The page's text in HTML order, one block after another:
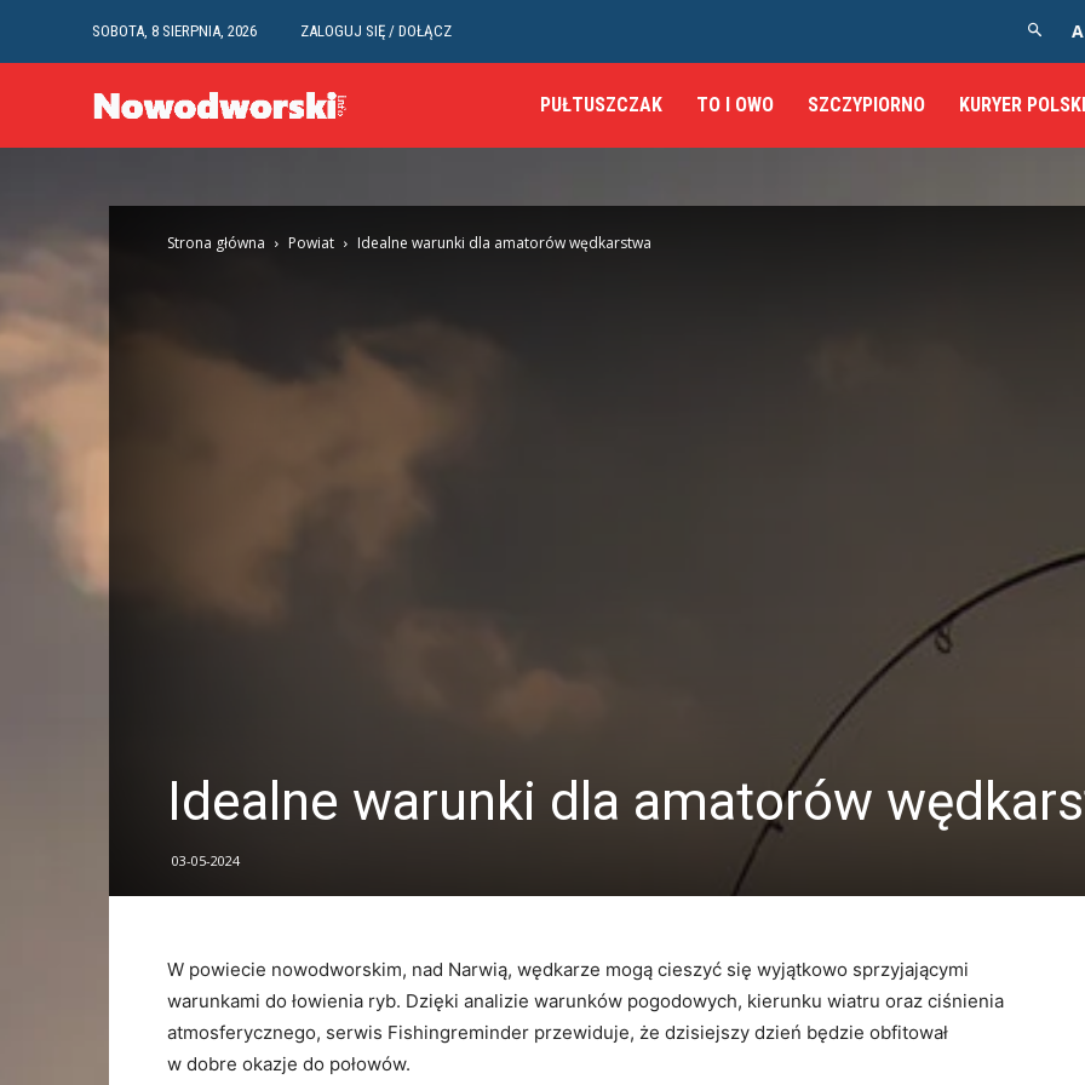
SOBOTA, 8 SIERPNIA, 2026 ZALOGUJ SIĘ / DOŁĄCZ
PUŁTUSZCZAK TO I OWO SZCZYPIORNO KURYER
Strona główna Powiat Idealne warunki dla amatorów wędkarstwa
Idealne warunki dla amatorów
03-05-2024
W powiecie nowodworskim, nad Narwią, wędkarze mogą cieszyć się wyjątkowo sprzyjającymi
warunkami do łowienia ryb. Dzięki analizie warunków pogodowych, kierunku wiatru oraz ciśnienia
atmosferycznego, serwis Fishingreminder przewiduje, że dzisiejszy dzień będzie obfitował
w dobre okazje do połowów.